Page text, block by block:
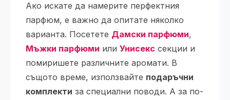
Ако искате да намерите перфектния
парфюм, е важно да опитате няколко
варианта. Посетете Дамски парфюми,
Мъжки парфюми или Унисекс секции и
помиришете различните аромати. В
същото време, използвайте подаръчни
комплекти за специални поводи. А за по-